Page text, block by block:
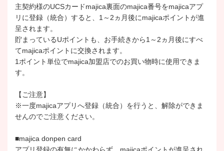
主契約様のUCSカードmajica裏面のmajica番号をmajicaアプ
リに登録（統合）すると、1～2ヵ月後にmajicaポイントが進
呈されます。
貯まっているUポイントも、お手続きから1～2ヵ月後にすべ
てmajicaポイントに交換されます。
1ポイント単位でmajica加盟店でのお買い物時に使用できま
す。
【ご注意】
※一度majicaアプリへ登録（統合）を行うと、解除ができま
せんのでご注意ください。
■majica donpen card